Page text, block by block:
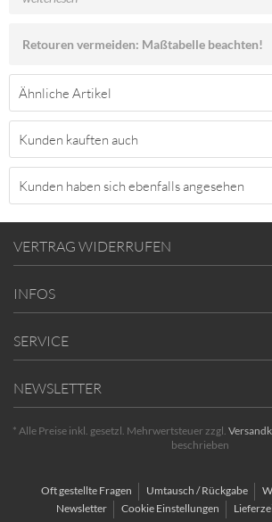
Retouren vermeiden: Maßtabelle beachten!
Ähnliche Artikel
Kunden kauften auch
Kunden haben sich ebenfalls angesehen
VERTRAG WIDERRUFEN
INFOS
SERVICE
NEWSLETTER
* Alle Preise inkl. gesetzl. Mehrwertsteuer zzgl.
beschrieben
Oft gestellte Fragen Umtausch / Rückgabe
Newsletter
Cookie Einstellungen